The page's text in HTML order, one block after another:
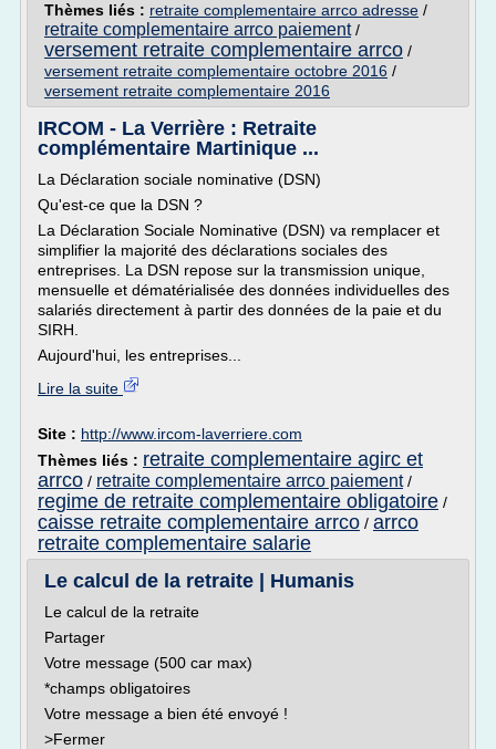
Thèmes liés : retraite complementaire arrco adresse /
retraite complementaire arrco paiement/
versement retraite complementaire arrco /
versement retraite complementaire octobre 2016 /
versement retraite complementaire 2016
IRCOM - La Verrière : Retraite
complémentaire Martinique ...
La Déclaration sociale nominative (DSN)
Qu'est-ce que la DSN ?
La Déclaration Sociale Nominative (DSN) va remplacer et
simplifier la majorité des déclarations sociales des
entreprises. La DSN repose sur la transmission unique,
mensuelle et dématérialisée des données individuelles des
salariés directement à partir des données de la paie et du
SIRH.
Aujourd'hui, les entreprises...
Lire la suite
Site : http://www.ircom-laverriere.com
Thèmes liés : retraite complementaire agirc et
arrco / retraite complementaire arrco paiement/
regime de retraite complementaire obligatoire /
caisse retraite complementaire arrco / arrco
retraite complementaire salarie
Le calcul de la retraite | Humanis
Le calcul de la retraite
Partager
Votre message (500 car max)
*champs obligatoires
Votre message a bien été envoyé !
>Fermer